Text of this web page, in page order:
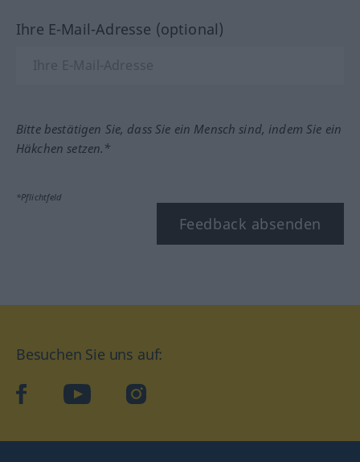
Ihre E-Mail-Adresse (optional)
Bitte bestätigen Sie, dass Sie ein Mensch sind, indem Sie ein
Häkchen setzen.*
*Pflichtfeld
Feedback absenden
Besuchen Sie uns auf:
facebookYouTube Instagram